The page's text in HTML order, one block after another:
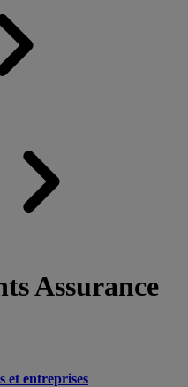
Assurance
et entreprises